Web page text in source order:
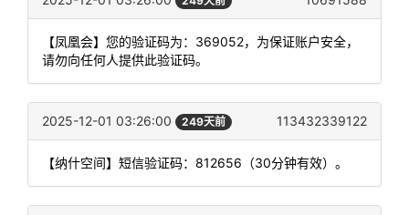
【凤凰会】您的验证码为：369052，为保证账户安全，
请勿向任何人提供此验证码。
2025-12-01 03:26:00 249天前 113432339122
【纳什空间】短信验证码：812656（30分钟有效）。